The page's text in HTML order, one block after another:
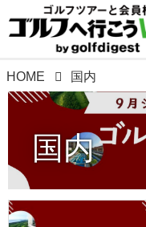
HOME 国内
国内